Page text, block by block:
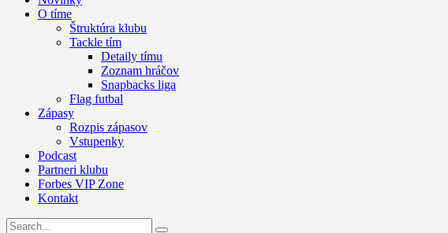
O tíme
Štruktúra klubu
Tackle tím
Detaily tímu
Zoznam hráčov
Snapbacks liga
Flag futbal
Zápasy
Rozpis zápasov
Vstupenky
Podcast
Partneri klubu
Forbes VIP Zone
Kontakt